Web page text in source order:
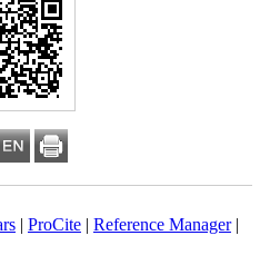
|ProCite|Reference Manager